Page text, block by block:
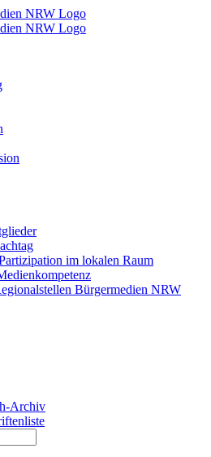
im lokalen Raum
Bürgermedien NRW
Archiv